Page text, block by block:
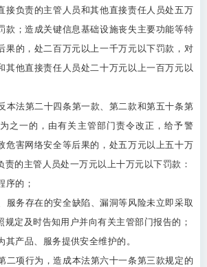
接负责的主管人员和其他直接责任人员处五万
款；造成关键信息基础设施丧失主要功能等特
果的，处二百万元以上一千万元以下罚款，对
其他直接责任人员处二十万元以上一百万元以
本法第二十四条第一款、第二款和第五十条第
之一的，由有关主管部门责令改正，给予警
危害网络安全等后果的，处五万元以上五十万
责的主管人员处一万元以上十万元以下罚款：
序的；
服务存在的安全缺陷、漏洞等风险未立即采取
规定及时告知用户并向有关主管部门报告的；
其产品、服务提供安全维护的。
二项行为，造成本法第六十一条第三款规定的